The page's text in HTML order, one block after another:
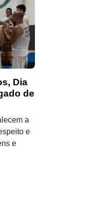
Dia
de
a
e
e